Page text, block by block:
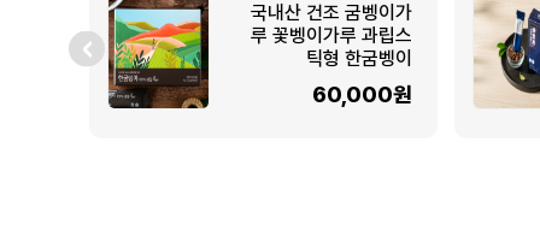
국내산 건조 굼벵이가
루 꽃벵이가루 과립스
틱형 한굼벵이
60,000원